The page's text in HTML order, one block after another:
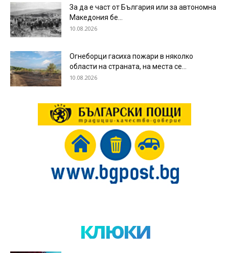
За да е част от България или за автономна
Македония бе...
10.08.2026
Огнеборци гасиха пожари в няколко
области на страната, на места се...
10.08.2026
клюки